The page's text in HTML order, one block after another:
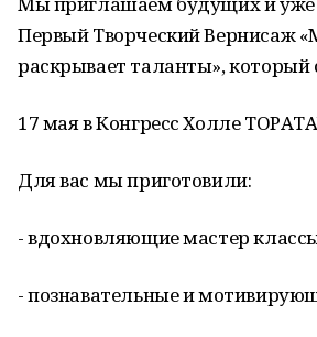
Первый Творческий Вернисаж
раскрывает таланты», который
17 мая в Конгресс Холле
Для вас мы приготовили:
- вдохновляющие мастер
- познавательные и